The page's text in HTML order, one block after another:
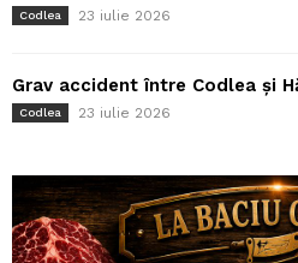
Codlea 23 iulie 2026
Grav accident între Codlea și
Codlea 23 iulie 2026